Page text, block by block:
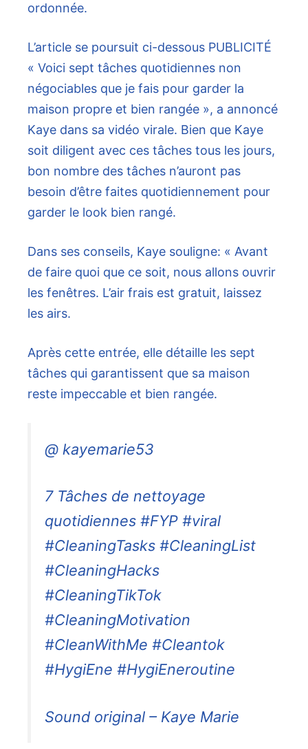
ordonnée.
L’article se poursuit ci-dessous PUBLICITÉ
« Voici sept tâches quotidiennes non
négociables que je fais pour garder la
maison propre et bien rangée », a annoncé
Kaye dans sa vidéo virale. Bien que Kaye
soit diligent avec ces tâches tous les jours,
bon nombre des tâches n’auront pas
besoin d’être faites quotidiennement pour
garder le look bien rangé.
Dans ses conseils, Kaye souligne: « Avant
de faire quoi que ce soit, nous allons ouvrir
les fenêtres. L’air frais est gratuit, laissez
les airs.
Après cette entrée, elle détaille les sept
tâches qui garantissent que sa maison
reste impeccable et bien rangée.
@ kayemarie53
7 Tâches de nettoyage
quotidiennes #FYP #viral
#CleaningTasks #CleaningList
#CleaningHacks
#CleaningTikTok
#CleaningMotivation
#CleanWithMe #Cleantok
#HygiEne #HygiEneroutine
Sound original – Kaye Marie